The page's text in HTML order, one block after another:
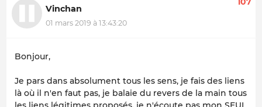
Vinchan
01 mars 2019 à 13:43:20
Bonjour,
Je pars dans absolument tous les sens, je fais des liens
là où il n'en faut pas, je balaie du revers de la main tous